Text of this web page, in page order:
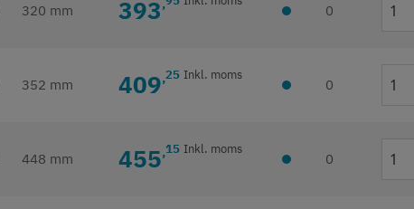
320 mm 393, 0
352 mm 409,25 Inkl. moms
0
448 mm 455,15 Inkl. moms
0